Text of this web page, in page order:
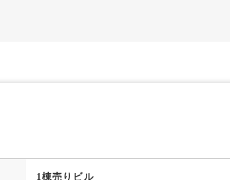
1棟売りビル